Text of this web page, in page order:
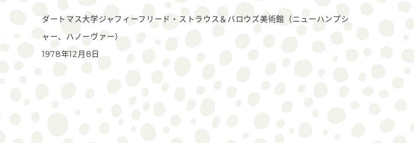
ダートマス大学ジャフィーフリード・ストラウス＆バロウズ美術館（ニューハンプシ
ャー、ハノーヴァー）
1978年12月8日